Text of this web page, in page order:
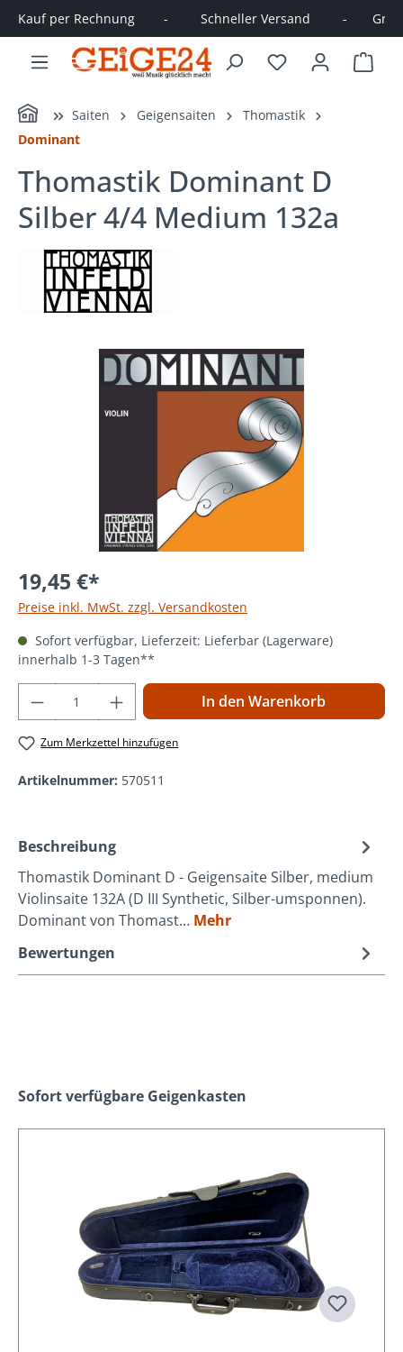
springen
Kauf per Rechnung        -         Schneller Versand         -
Home Saiten Geigensaiten
Thomastik
Dominant
Thomastik Dominant D
Silber 4/4 Medium 132a
Bildergalerie überspringen
19,45 €*
Preise inkl. MwSt. zzgl. Versandkosten
Sofort verfügbar, Lieferzeit: Lieferbar (Lagerware)
innerhalb 1-3 Tagen**
Produkt Anzahl: Gib den gewünschten
In den Warenkorb
Zum Merkzettel hinzufügen
Artikelnummer: 570511
Beschreibung
Thomastik Dominant D - Geigensaite Silber, medium
Violinsaite 132A (D III Synthetic, Silber-umsponnen).
Dominant von Thomast… Mehr
Bewertungen
Produktgalerie überspringen
Sofort verfügbare Geigenkasten